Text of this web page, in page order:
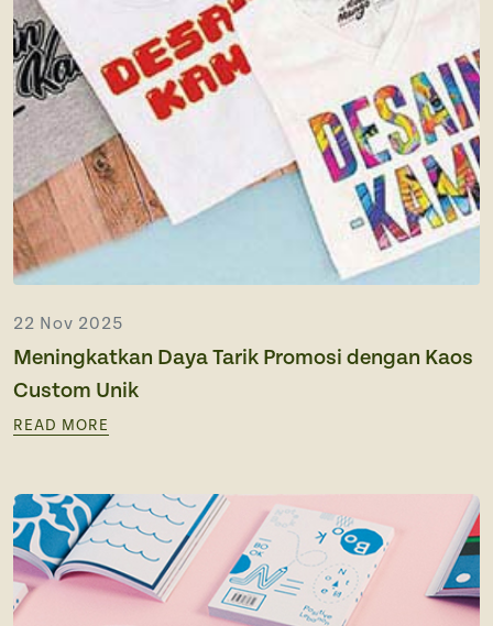
22 Nov 2025
Meningkatkan Daya Tarik Promosi dengan Kaos
Custom Unik
READ MORE